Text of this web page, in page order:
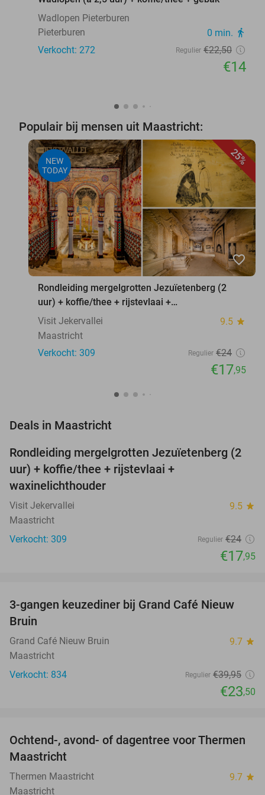
Wadlopen Pieterburen
Pieterburen
0 min. directions_walk
Verkocht: 272 Regulier €22,50
€14
Populair bij mensen uit Maastricht:
25%
NEW
TODAY
favorite_border
Rondleiding mergelgrotten Jezuïetenberg (2
uur) + koffie/thee + rijstevlaai +
waxinelichthouder
Visit Jekervallei 9.5 star
Maastricht
Verkocht: 309
Regulier €24
€17,95
Deals in Maastricht
25%
TODAY
Rondleiding mergelgrotten Jezuïetenberg (2
uur) + koffie/thee + rijstevlaai +
waxinelichthouder
Visit Jekervallei 9.5 star
Maastricht
Verkocht: 309
Regulier €24
€17,95
41%
3-gangen keuzediner bij Grand Café Nieuw
Bruin
Grand Café Nieuw Bruin 9.7 star
Maastricht
Verkocht: 834
Regulier €39,95
€23,50
25%
Ochtend-, avond- of dagentree voor Thermen
Maastricht
Thermen Maastricht 9.7 star
Maastricht